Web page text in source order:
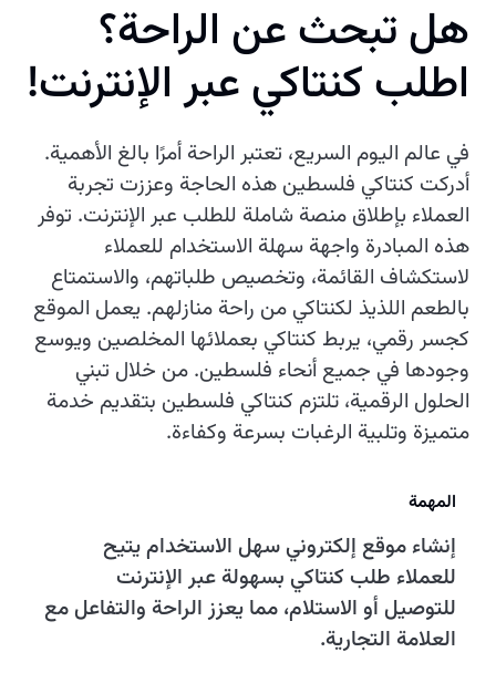
هل تبحث عن الراحة؟
اطلب كنتاكي عبر الإنترنت!
في عالم اليوم السريع، تعتبر الراحة أمرًا بالغ الأهمية.
أدركت كنتاكي فلسطين هذه الحاجة وعززت تجربة
العملاء بإطلاق منصة شاملة للطلب عبر الإنترنت. توفر
هذه المبادرة واجهة سهلة الاستخدام للعملاء
لاستكشاف القائمة، وتخصيص طلباتهم، والاستمتاع
بالطعم اللذيذ لكنتاكي من راحة منازلهم. يعمل الموقع
كجسر رقمي، يربط كنتاكي بعملائها المخلصين ويوسع
وجودها في جميع أنحاء فلسطين. من خلال تبني
الحلول الرقمية، تلتزم كنتاكي فلسطين بتقديم خدمة
متميزة وتلبية الرغبات بسرعة وكفاءة.
المهمة
إنشاء موقع إلكتروني سهل الاستخدام يتيح
للعملاء طلب كنتاكي بسهولة عبر الإنترنت
للتوصيل أو الاستلام، مما يعزز الراحة والتفاعل مع
العلامة التجارية.